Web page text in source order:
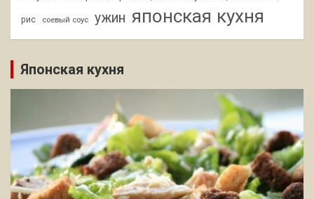
рис соевый соус ужин японская кухня
Японская кухня